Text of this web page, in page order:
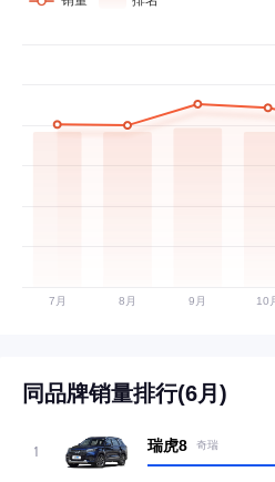
同品牌销量排行(6月)
1 瑞虎8 奇瑞